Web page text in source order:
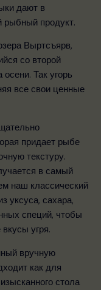
дают в
рыбный продукт.
Выртсъярв,
со второй
Так угорь
все свои ценные
придает рыбе
текстуру.
в самый
наш классический
уксуса, сахара,
специй, чтобы
угря.
вручную
как для
стола